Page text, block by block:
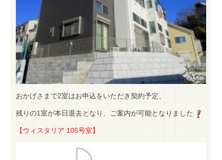
おかげさまで2室はお申込をいただき契約予定、
残りの1室が本日退去となり、ご案内が可能となりました
【ウィスタリア 105号室】